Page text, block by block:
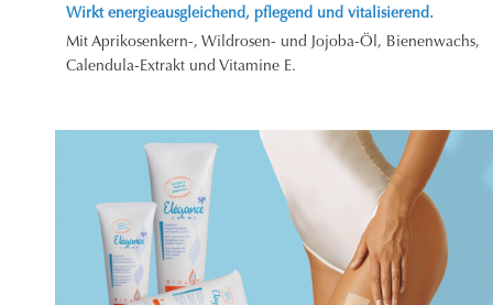
Wirkt energieausgleichend, pflegend und vitalisierend.
Mit Aprikosenkern-, Wildrosen- und Jojoba-Öl, Bienenwachs,
Calendula-Extrakt und Vitamine E.